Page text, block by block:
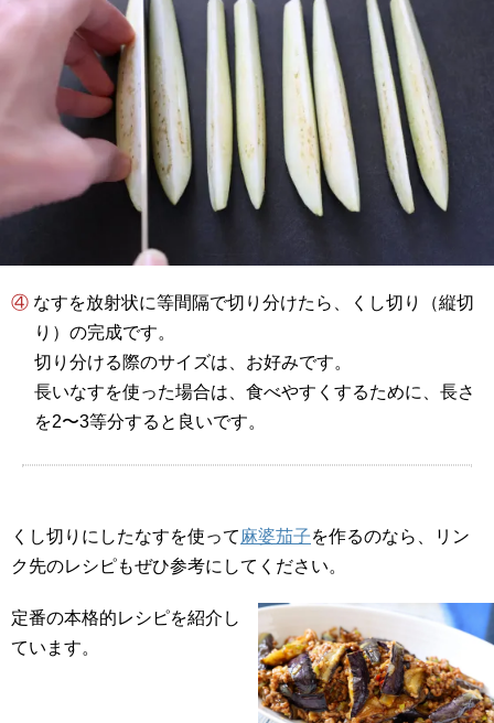
④ なすを放射状に等間隔で切り分けたら、くし切り（縦切
り）の完成です。
切り分ける際のサイズは、お好みです。
長いなすを使った場合は、食べやすくするために、長さ
を2〜3等分すると良いです。
くし切りにしたなすを使って麻婆茄子を作るのなら、リン
ク先のレシピもぜひ参考にしてください。
定番の本格的レシピを紹介し
ています。